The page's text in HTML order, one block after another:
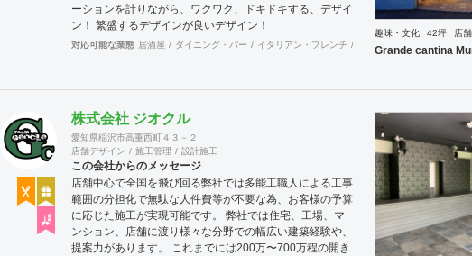
ーションを計りながら、ワクワク、ドキドキする、デザイ
ン！ 繁盛するデザインが良いデザイン！
対応可能な業態 居酒屋 ダイニング・バー イタリアン・フレンチ カフェ・パン・ケーキ ラ
趣味・文化 42坪 店
Grande cantina
株式会社 ジオクル
愛知県稲沢市高重西町４３－２
店舗デザイン
施工管理 設計施工
この会社からのメッセージ
店舗中心で全国を飛び回る弊社では多能工職人による工事
範囲の分担化で無駄な人件費等が不要な為、お客様の予算
に応じた施工が実現可能です。 弊社では住宅、工場、マ
ンション、店舗に渡り様々な分野での幅広い建築経験や、
提案力があります。 これまでには200万〜700万程の開き